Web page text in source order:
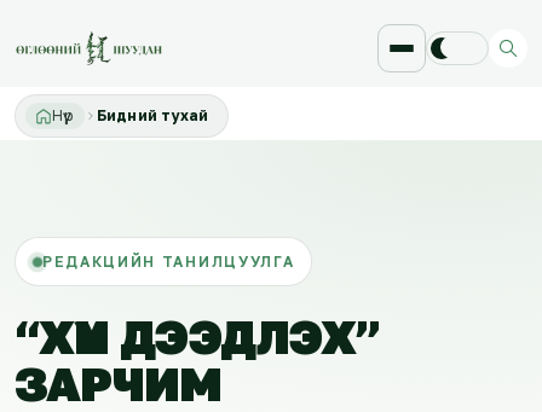
Нүүр Бидний тухай
РЕДАКЦИЙН ТАНИЛЦУУЛГА
“ХҮН ДЭЭДЛЭХ”
ЗАРЧИМ